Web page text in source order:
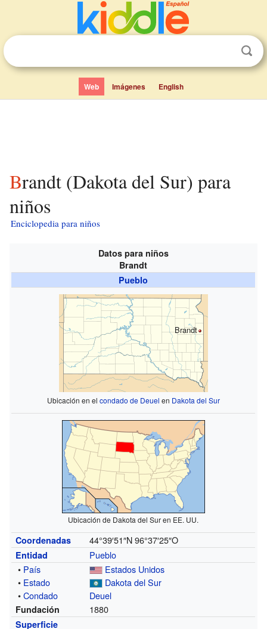
Web Imágenes English
Brandt (Dakota del Sur) para
niños
Enciclopedia para niños
Datos para niños
Brandt
Pueblo
Brandt
Ubicación en el condado de Deuel en Dakota del Sur
Ubicación de Dakota del Sur en EE. UU.
Coordenadas 44°39′51″N 96°37′25″O
Entidad
Pueblo
• País
Estados Unidos
• Estado
Dakota del Sur
•Condado Deuel
Fundación 1880
Superficie